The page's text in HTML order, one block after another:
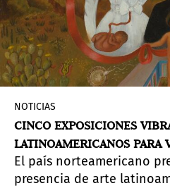
NOTICIAS
CINCO EXPOSICIONES
LATINOAMERICANOS PARA
2026
El país norteamericano
presencia de arte